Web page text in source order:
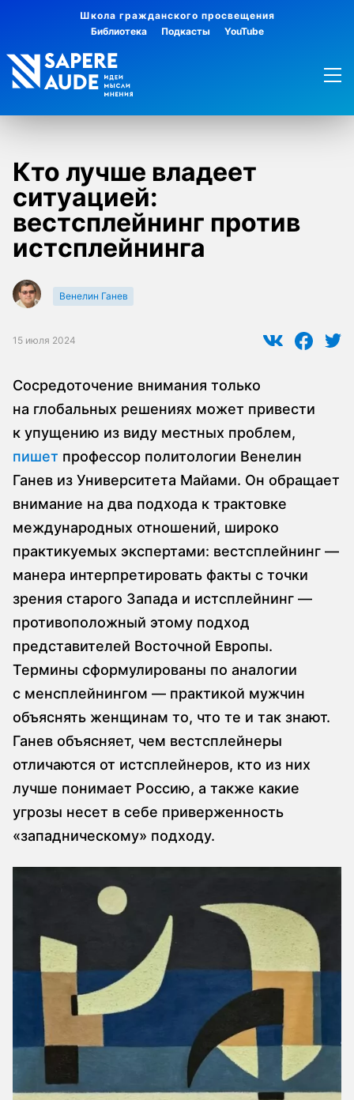
Школа гражданского просвещения
Библиотека
Подкасты YouTube
Кто лучше владеет
ситуацией:
вестcплейнинг против
истcплейнинга
Венелин Ганев
15 июля 2024
Сосредоточение внимания только
на глобальных решениях может привести
к упущению из виду местных проблем,
пишет профессор политологии Венелин
Ганев из Университета Майами. Он обращает
внимание на два подхода к трактовке
международных отношений, широко
практикуемых экспертами: вестсплейнинг —
манера интерпретировать факты с точки
зрения старого Запада и истсплейнинг —
противоположный этому подход
представителей Восточной Европы.
Термины сформулированы по аналогии
с менсплейнингом — практикой мужчин
объяснять женщинам то, что те и так знают.
Ганев объясняет, чем вестсплейнеры
отличаются от истсплейнеров, кто из них
лучше понимает Россию, а также какие
угрозы несет в себе приверженность
«западническому» подходу.